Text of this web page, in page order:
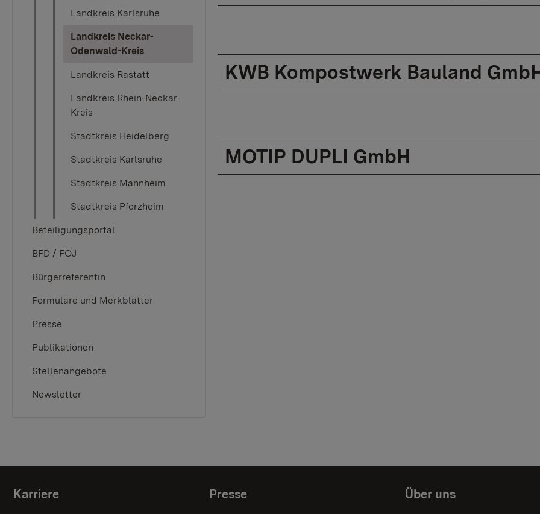
Landkreis Karlsruhe
Landkreis Neckar-
Odenwald-Kreis(current)
Landkreis Rastatt
Landkreis Rhein-Neckar-
Kreis
Stadtkreis Heidelberg
Stadtkreis Karlsruhe
Stadtkreis Mannheim
Stadtkreis Pforzheim
Beteiligungsportal
BFD / FÖJ
Bürgerreferentin
Formulare und Merkblätter
Presse
Publikationen
Stellenangebote
Newsletter
KWB Kompostwerk Bauland
MOTIP DUPLI GmbH
Themenübersicht
Karriere Presse Über uns